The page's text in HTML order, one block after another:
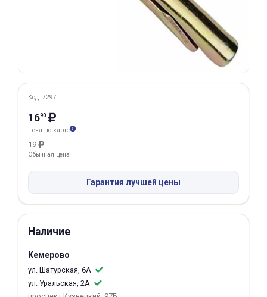
Код: 7297
1690
Цена по карте
19
Обычная цена
Гарантия лучшей цены
Наличие
Кемерово
ул. Шатурская, 6А
ул. Уральская, 2А
Оплачивайте сегодня только
25% картой любого банка
Получайте товар
выбранный способом
Оставшиеся
списываться
с вашей карты
по25%каждые 2 недели
Подробнее
об оплате Плайтом